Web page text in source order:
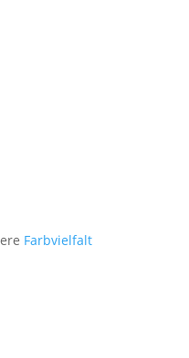
Farbvielfalt